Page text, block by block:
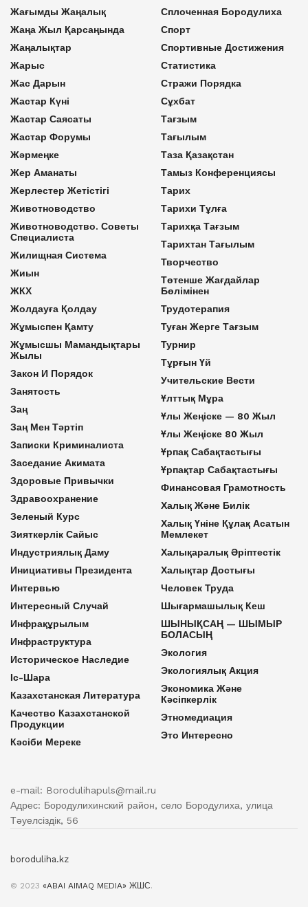
Жағымды Жаңалық
Жаңа Жыл Қарсаңында
Жаңалықтар
Жарыс
Жас Дарын
Жастар Күні
Жастар Саясаты
Жастар Форумы
Жәрмеңке
Жер Аманаты
Жерлестер Жетістігі
Животноводство
Животноводство. Советы
Специалиста
Жилищная Система
Жиын
ЖКХ
Жолдауға Қолдау
Жұмыспен Қамту
Жұмысшы Мамандықтары
Жылы
Закон И Порядок
Занятость
Заң
Заң Мен Тәртіп
Записки Криминалиста
Заседание Акимата
Здоровые Привычки
Здравоохранение
Зеленый Курс
Зияткерлік Сайыс
Индустриялық Даму
Инициативы Президента
Интервью
Интересный Случай
Инфрақұрылым
Инфраструктура
Историческое Наследие
Іс-Шара
Казахстанская Литература
Качество Казахстанской
Продукции
Кәсіби Мереке
Сплоченная Бородулиха
Спорт
Спортивные Достижения
Статистика
Стражи Порядка
Сұхбат
Тағзым
Тағылым
Таза Қазақстан
Тамыз Конференциясы
Тарих
Тарихи Тұлға
Тарихқа Тағзым
Тарихтан Тағылым
Творчество
Төтенше Жағдайлар
Бөлімінен
Трудотерапия
Туған Жерге Тағзым
Турнир
Тұрғын Үй
Учительские Вести
Ұлттық Мұра
Ұлы Жеңіске — 80 Жыл
Ұлы Жеңіске 80 Жыл
Ұрпақ Сабақтастығы
Ұрпақтар Сабақтастығы
Финансовая Грамотность
Халық Және Билік
Халық Үніне Құлақ Асатын
Мемлекет
Халықаралық Әріптестік
Халықтар Достығы
Человек Труда
Шығармашылық Кеш
ШЫНЫҚСАҢ — ШЫМЫР
БОЛАСЫҢ
Экология
Экологиялық Акция
Экономика Және
Кәсіпкерлік
Этномедиация
Это Интересно
e-mail: Borodulihapuls@mail.ru
Адрес: Бородулихинский район, село Бородулиха, улица
Тәуелсіздік, 56
boroduliha.kz
© 2023 «ABAI AIMAQ MEDIA» ЖШС.